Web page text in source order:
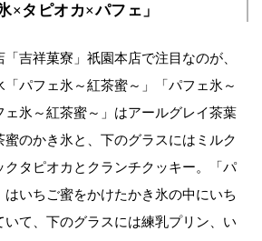
×タピオカ×パフェ」
吉祥菓寮」祇園本店で注目なのが、
パフェ氷～紅茶蜜～」「パフェ氷～
ェ氷～紅茶蜜～」はアールグレイ茶葉
蜜のかき氷と、下のグラスにはミルク
クタピオカとクランチクッキー。「パ
いちご蜜をかけたかき氷の中にいち
いて、下のグラスには練乳プリン、い